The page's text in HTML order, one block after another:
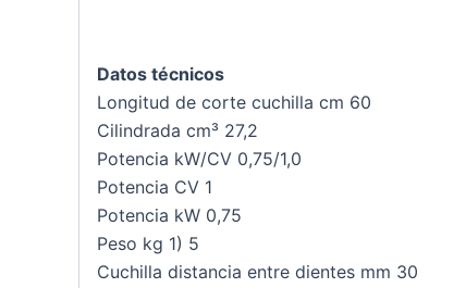
Datos técnicos
Longitud de corte cuchilla cm 60
Cilindrada cm³ 27,2
Potencia kW/CV 0,75/1,0
Potencia CV 1
Potencia kW 0,75
Peso kg 1) 5
Cuchilla distancia entre dientes mm 30